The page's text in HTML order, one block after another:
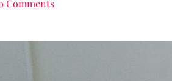
Comments